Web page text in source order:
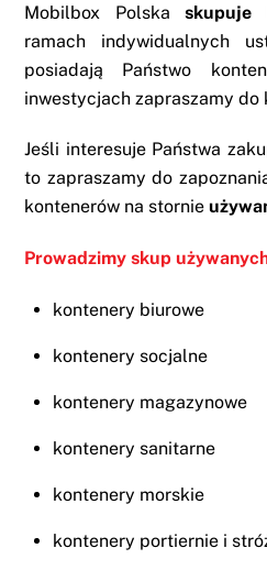
Mobilbox Polskaskupuje
ramach indywidualnych
posiadają Państwo
inwestycjach zapraszamy do
Jeśli interesuje Państwa
to zapraszamy do
kontenerów na stornie
Prowadzimy skup
kontenery biurowe
kontenery socjalne
kontenery magazynowe
kontenery sanitarne
kontenery morskie
kontenery portiernie i